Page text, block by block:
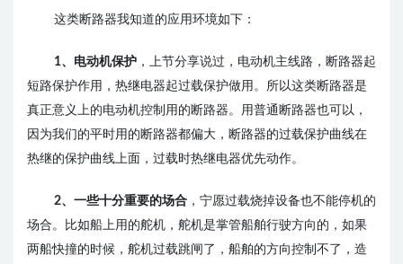
这类断路器我知道的应用环境如下：
1、电动机保护 ，上节分享说过，电动机主线路，断路器起
短路保护作用，热继电器起过载保护做用。所以这类断路器是
真正意义上的电动机控制用的断路器。用普通断路器也可以，
因为我们的平时用的断路器都偏大，断路器的过载保护曲线在
热继的保护曲线上面，过载时热继电器优先动作。
2、一些十分重要的场合 ，宁愿过载烧掉设备也不能停机的
场合。比如船上用的舵机，舵机是掌管船舶行驶方向的，如果
两船快撞的时候，舵机过载跳闸了，船舶的方向控制不了，造